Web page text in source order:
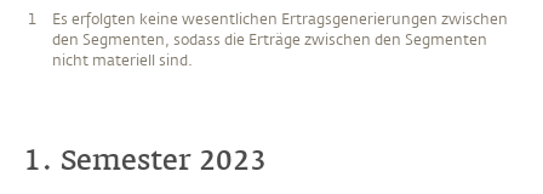
1
Es erfolgten keine wesentlichen Ertragsgenerierungen zwischen
den Segmenten, sodass die Erträge zwischen den Segmenten
nicht materiell sind.
1. Semester 2023